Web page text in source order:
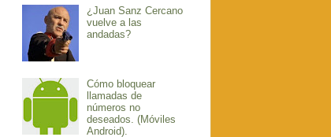
¿Juan Sanz Cercano
vuelve a las
andadas?
Cómo bloquear
llamadas de
números no
deseados. (Móviles
Android).